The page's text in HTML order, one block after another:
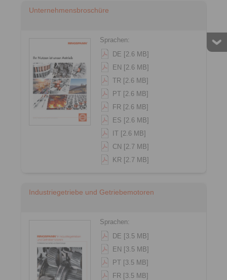
Unternehmensbroschüre
Sprachen:
DE [2.6 MB]
EN [2.6 MB]
TR [2.6 MB]
PT [2.6 MB]
FR [2.6 MB]
ES [2.6 MB]
IT [2.6 MB]
CN [2.7 MB]
KR [2.7 MB]
Industriegetriebe und Getriebemotoren
Sprachen:
DE [3.5 MB]
EN [3.5 MB]
PT [3.5 MB]
FR [3.5 MB]